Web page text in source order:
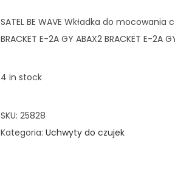
SATEL BE WAVE Wkładka do
BRACKET E-2A GY ABAX2 BRACKET E-
4 in stock
SKU: 25828
Kategoria: Uchwyty do czujek